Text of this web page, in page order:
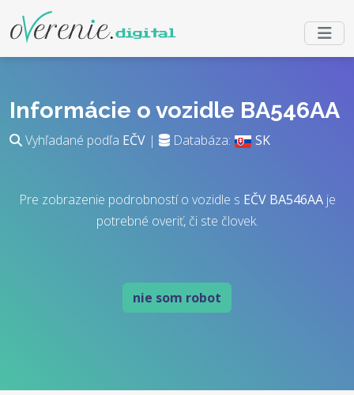
Informácie o vozidle BA546AA
Vyhľadané podľa EČV | Databáza: SK
Pre zobrazenie podrobností o vozidle s EČV BA546AAje
potrebné overiť, či ste človek.
nie som robot